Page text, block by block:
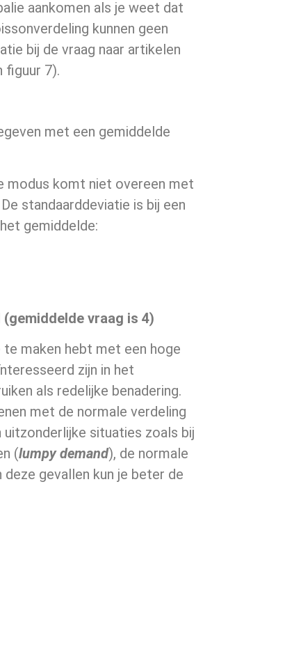
aankomen als je weet dat
kunnen geen
bij de vraag naar artikelen
figuur 7).
met een gemiddelde
modus komt niet overeen met
standaarddeviatie is bij een
gemiddelde:
vraag is 4)
te maken hebt met een hoge
zijn in het
als redelijke benadering.
met de normale verdeling
situaties zoals bij
(lumpy demand), de normale
gevallen kun je beter de